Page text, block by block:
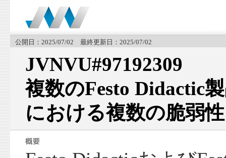
公開日：2025/07/02 最終更新日：2025/07/02
JVNVU#97192309
複数のFesto Didactic
における複数の脆弱性